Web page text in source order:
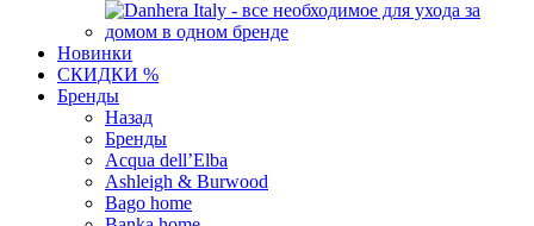
Новинки
СКИДКИ %
Бренды
Назад
Бренды
Acqua dell’Elba
Ashleigh & Burwood
Bago home